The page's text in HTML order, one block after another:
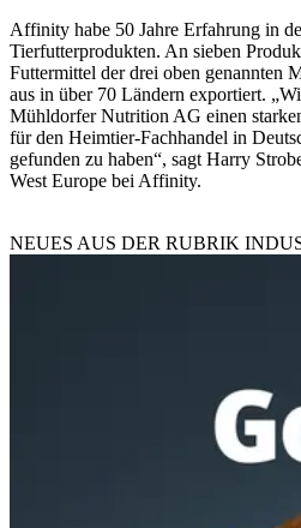
Affinity habe 50 Jahre Erfahrung in
Tierfutterprodukten. An sieben
Futtermittel der drei oben genannten
aus in über 70 Ländern exportiert.
Mühldorfer Nutrition AG einen
für den Heimtier-Fachhandel in
gefunden zu haben“, sagt Harry
West Europe bei Affinity.
NEUES AUS DER RUBRIK